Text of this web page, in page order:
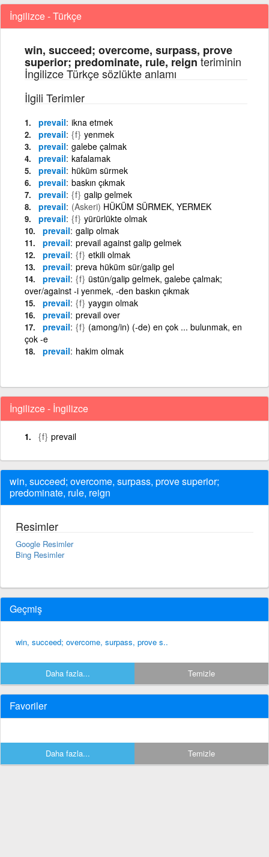
İngilizce - Türkçe
win, succeed; overcome, surpass, prove
superior; predominate, rule, reignteriminin
İngilizce Türkçe sözlükte anlamı
İlgili Terimler
prevail ikna etmek
prevail {f} yenmek
prevail galebe çalmak
prevail kafalamak
prevail hüküm sürmek
prevail baskın çıkmak
prevail {f} galip gelmek
prevail (Askeri) HÜKÜM SÜRMEK, YERMEK
prevail {f} yürürlükte olmak
prevail galip olmak
prevail prevail against galip gelmek
prevail {f} etkili olmak
prevail preva hüküm sür/galip gel
prevail {f} üstün/galip gelmek, galebe çalmak;
over/against -i yenmek, -den baskın çıkmak
prevail {f} yaygın olmak
prevail prevail over
prevail {f} (among/in) (-de) en çok ... bulunmak, en
çok -e
prevail hakim olmak
İngilizce - İngilizce
{f} prevail
win, succeed; overcome, surpass, prove superior;
predominate, rule, reign
Resimler
Google Resimler
Bing Resimler
Geçmiş
win, succeed; overcome, surpass, prove s..
Daha fazla... Temizle
Favoriler
Daha fazla... Temizle